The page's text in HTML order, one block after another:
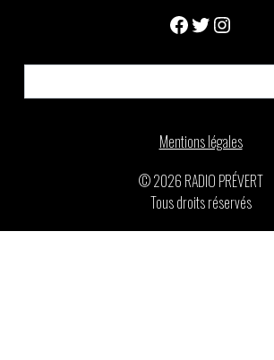
Facebook
TwitterInstagram
Mentions légales
© 2026 RADIO PRÉVERT
Tous droits réservés